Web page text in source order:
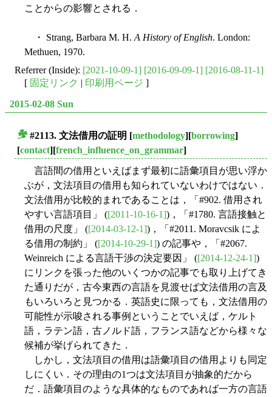
ことからの影響とされる．
・ Strang, Barbara M. H.A History of English. London:
Methuen, 1970.
Referrer (Inside): [2021-10-09-1] [2016-09-09-1] [2016-08-11-1]
[ 固定リンク 印刷用ページ ]
2015-02-08 Sun
#2113. 文法借用の証明 [methodology][borrowing]
[contact][french_influence_on_grammar]
言語間の借用といえばまず最初に語彙項目が思い浮か
ぶが，文法項目の借用も知られていないわけではない．
文法借用が比較的まれであることは，「#902. 借用され
やすい言語項目」 ([2011-10-16-1])，「#1780. 言語接触と
借用の尺度」 ([2014-03-12-1])，「#2011. Moravcsik によ
る借用の制約」 ([2014-10-29-1]) の記事や，「#2067.
Weinreich による言語干渉の決定要因」 ([2014-12-24-1])
にリンクを張った他のいくつかの記事でも取り上げてき
た通りだが，古今東西の言語を見渡せば文法借用の言及
もいろいろと見つかる．英語史に限っても，文法借用の
可能性が示唆される事例ということでいえば，ケルト
語，ラテン語，古ノルド語，フランス語などから様々な
候補が挙げられてきた．
しかし，文法項目の借用は語彙項目の借用よりも同定
しにくい．その理由の1つは文法項目が抽象的だから
だ．語彙項目のような具体的なものであれば一方の言語